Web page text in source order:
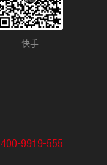
快手
400-9919-555